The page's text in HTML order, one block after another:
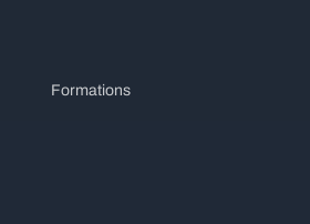
Formations